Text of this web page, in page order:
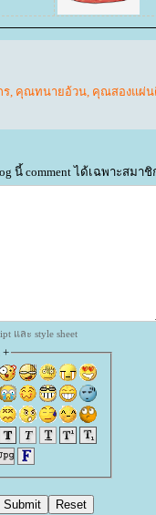
ร, คุณทนายอ้วน, คุณสองแผ่
นี้ comment ได้เฉพาะสมาชิ
และ style sheet
+